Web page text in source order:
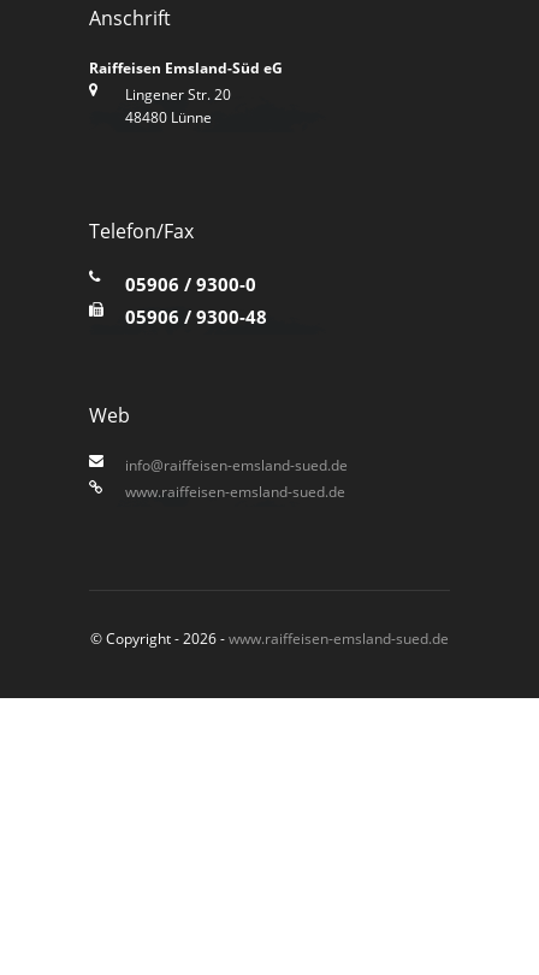
Anschrift
Raiffeisen Emsland-Süd eG
Lingener Str. 20
48480 Lünne
Telefon/Fax
05906 / 9300-0
05906 / 9300-48
Web
info@raiffeisen-emsland-sued.de
www.raiffeisen-emsland-sued.de
© Copyright - 2026 -www.raiffeisen-emsland-sued.de